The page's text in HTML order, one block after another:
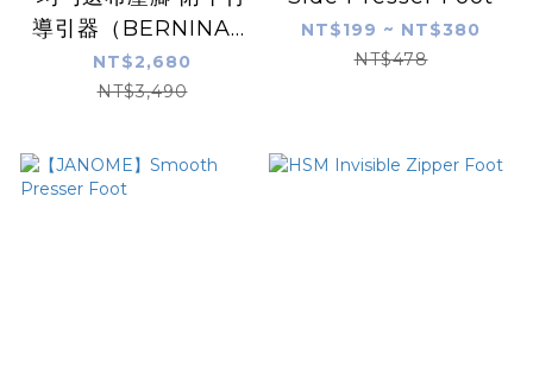
導引器（BERNINA縫
紉機適用）
NT$2,680
NT$3,490
NT$199 ~ NT$380
NT$478